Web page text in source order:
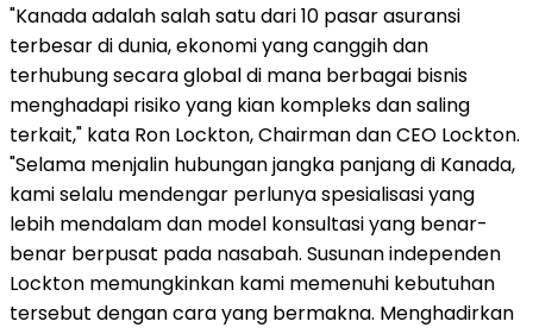
"Kanada adalah salah satu dari 10 pasar asuransi
terbesar di dunia, ekonomi yang canggih dan
terhubung secara global di mana berbagai bisnis
menghadapi risiko yang kian kompleks dan saling
terkait," kata Ron Lockton, Chairman dan CEO Lockton.
"Selama menjalin hubungan jangka panjang di Kanada,
kami selalu mendengar perlunya spesialisasi yang
lebih mendalam dan model konsultasi yang benar-
benar berpusat pada nasabah. Susunan independen
Lockton memungkinkan kami memenuhi kebutuhan
tersebut dengan cara yang bermakna. Menghadirkan